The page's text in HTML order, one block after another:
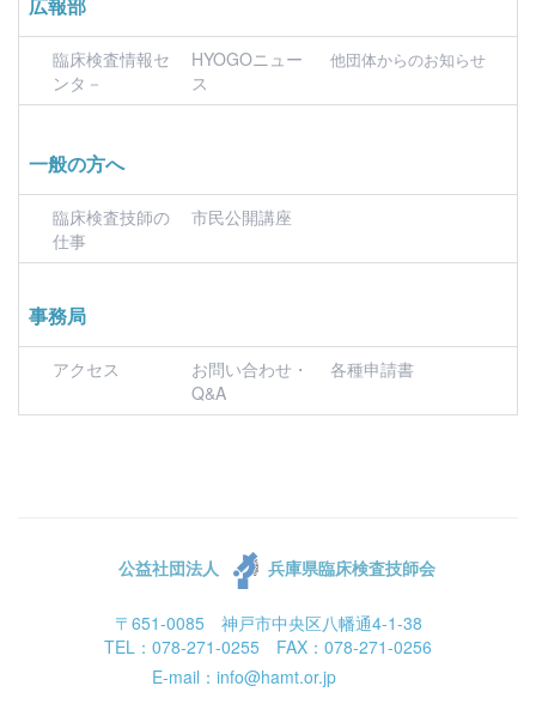
広報部
臨床検査情報セ
ンタ－
HYOGOニュー
ス
他団体からのお知らせ
一般の方へ
臨床検査技師の
仕事
市民公開講座
事務局
アクセス
お問い合わせ・
Q&A
各種申請書
公益社団法人 兵庫県臨床検査技師会
〒651-0085 神戸市中央区八幡通4-1-38
TEL：078-271-0255 FAX：078-271-0256
E-mail：info@hamt.or.jp